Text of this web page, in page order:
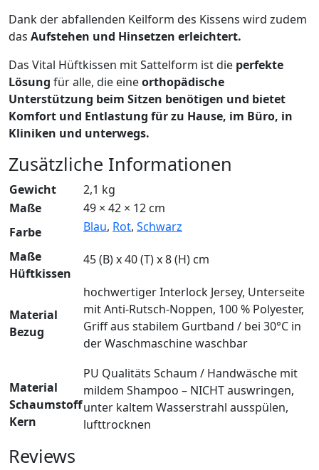
Dank der abfallenden Keilform des Kissens wird zudem
das Aufstehen und Hinsetzen erleichtert.
Das Vital Hüftkissen mit Sattelform ist die perfekte
Lösung für alle, die eineorthopädische
Unterstützung beim Sitzen benötigen und bietet
Komfort und Entlastung für zu Hause, im Büro, in
Kliniken und unterwegs.
Zusätzliche Informationen
Gewicht
2,1 kg
Maße
49 × 42 × 12 cm
Farbe
Blau, Rot, Schwarz
Maße
Hüftkissen
45 (B) x 40 (T) x 8 (H) cm
Material
Bezug
hochwertiger Interlock Jersey, Unterseite
mit Anti-Rutsch-Noppen, 100 % Polyester,
Griff aus stabilem Gurtband / bei 30°C in
der Waschmaschine waschbar
Material
Schaumstoff
Kern
PU Qualitäts Schaum / Handwäsche mit
mildem Shampoo – NICHT auswringen,
unter kaltem Wasserstrahl ausspülen,
lufttrocknen
Reviews